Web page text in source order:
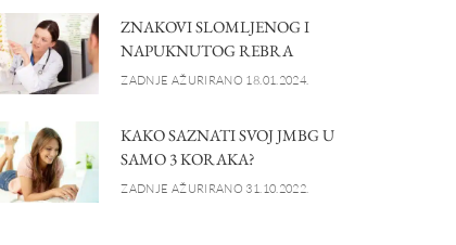
ZNAKOVI SLOMLJENOG I
NAPUKNUTOG REBRA
ZADNJE AŽURIRANO 18.01.2024.
KAKO SAZNATI SVOJ JMBG U
SAMO 3 KORAKA?
ZADNJE AŽURIRANO 31.10.2022.